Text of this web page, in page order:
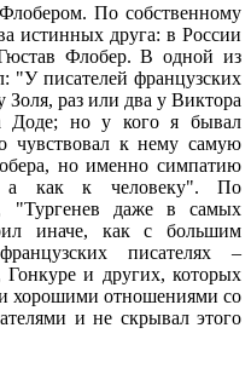
По собственному
истинных друга: в России
Флобер. В одной из
"У писателей французских
Золя, раз или два у Виктора
Доде; но у кого я бывал
чувствовал к нему самую
но именно симпатию
а как к человеку". По
"Тургенев даже в самых
иначе, как с большим
писателях –
и других, которых
хорошими отношениями со
и не скрывал этого